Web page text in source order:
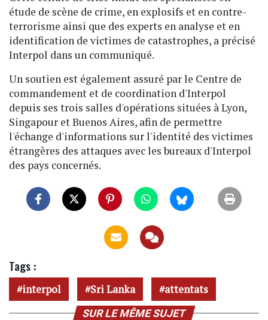
étude de scène de crime, en explosifs et en contre-
terrorisme ainsi que des experts en analyse et en
identification de victimes de catastrophes, a précisé
Interpol dans un communiqué.
Un soutien est également assuré par le Centre de
commandement et de coordination d'Interpol
depuis ses trois salles d'opérations situées à Lyon,
Singapour et Buenos Aires, afin de permettre
l'échange d'informations sur l'identité des victimes
étrangères des attaques avec les bureaux d'Interpol
des pays concernés.
Tags :
interpol Sri Lanka attentats
SUR LE MÊME SUJET